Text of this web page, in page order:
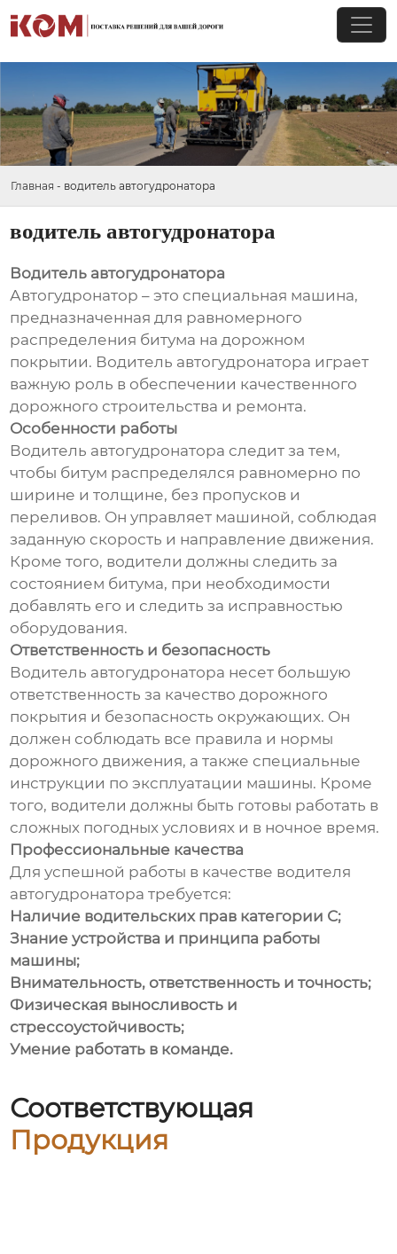
Главная - водитель автогудронатора
водитель автогудронатора
Водитель автогудронатора
Автогудронатор – это специальная машина,
предназначенная для равномерного
распределения битума на дорожном
покрытии. Водитель автогудронатора играет
важную роль в обеспечении качественного
дорожного строительства и ремонта.
Особенности работы
Водитель автогудронатора следит за тем,
чтобы битум распределялся равномерно по
ширине и толщине, без пропусков и
переливов. Он управляет машиной, соблюдая
заданную скорость и направление движения.
Кроме того, водители должны следить за
состоянием битума, при необходимости
добавлять его и следить за исправностью
оборудования.
Ответственность и безопасность
Водитель автогудронатора несет большую
ответственность за качество дорожного
покрытия и безопасность окружающих. Он
должен соблюдать все правила и нормы
дорожного движения, а также специальные
инструкции по эксплуатации машины. Кроме
того, водители должны быть готовы работать в
сложных погодных условиях и в ночное время.
Профессиональные качества
Для успешной работы в качестве водителя
автогудронатора требуется:
Наличие водительских прав категории С;
Знание устройства и принципа работы
машины;
Внимательность, ответственность и точность;
Физическая выносливость и
стрессоустойчивость;
Умение работать в команде.
Соответствующая
Продукция